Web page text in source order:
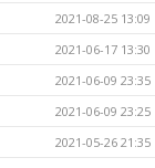
2021-08-25 13:09
2021-06-17 13:30
2021-06-09 23:35
2021-06-09 23:25
2021-05-26 21:35